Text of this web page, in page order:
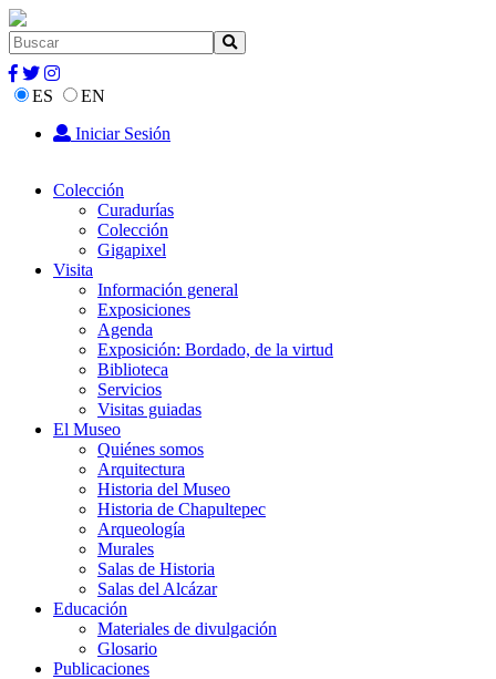
ES
EN
Iniciar Sesión
Colección
Curadurías
Colección
Gigapixel
Visita
Información general
Exposiciones
Agenda
Exposición: Bordado, de la virtud
Biblioteca
Servicios
Visitas guiadas
El Museo
Quiénes somos
Arquitectura
Historia del Museo
Historia de Chapultepec
Arqueología
Murales
Salas de Historia
Salas del Alcázar
Educación
Materiales de divulgación
Glosario
Publicaciones